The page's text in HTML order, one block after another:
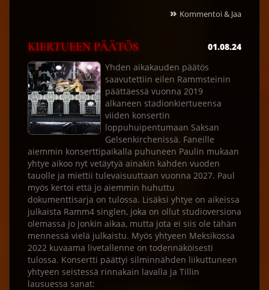
» Kommentoi & Jaa
KIERTUEEN PÄÄTÖS
01.08.24
Yhden aikakauden päätös
saavutettiin eilen Rammsteinin
päättäessä vuonna 2019
alkaneen stadionkiertueensa
viiden konsertin
loppuhuipentumaan Saksan
Gelsenkirchenissä. Faneille
aiemmin konserttipaikalla puhuneen Paulin mukaan
yhtye aikoo nyt vetäytyä ainakin kahden vuoden
tauolle ja miettii tulevaisuuttaan vuonna 2027. Paul
myös kertoi että jo aiemmin huhuttu
dokumenttisarja on tulossa. Lisäksi yhtye on aikeissa
julkaista Ramm4 singlen, joka on ollut studioversiona
olemassa jo jonkin aikaa, mutta jota ei siis ole tähän
mennessä vielä julkaistu. Myös yhtyeen Meksikossa
2022 kuvaama livetallenne on todennäköisesti
tulossa. Konsertti päättyi silminnähden liikuttuneen
yhtyeen seistessä rinnakain lavalla ja Tillin
lausuessa sanat: